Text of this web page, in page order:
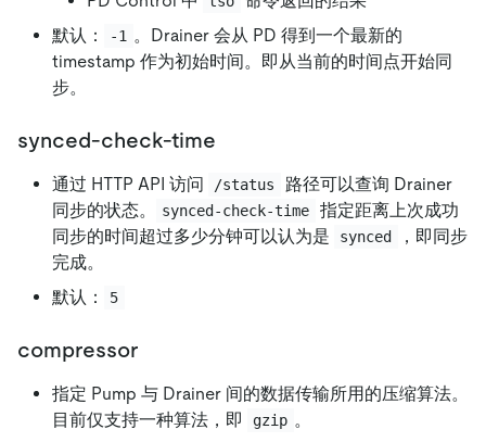
默认：
-1 。Drainer 会从 PD 得到一个最新的
timestamp 作为初始时间。即从当前的时间点开始同
步。
synced-check-time
通过 HTTP API 访问 /status
路径可以查询 Drainer
同步的状态。
synced-check-time
指定距离上次成功
同步的时间超过多少分钟可以认为是
synced
，即同步
完成。
默认：
5
compressor
指定 Pump 与 Drainer 间的数据传输所用的压缩算法。
目前仅支持一种算法，即
gzip 。